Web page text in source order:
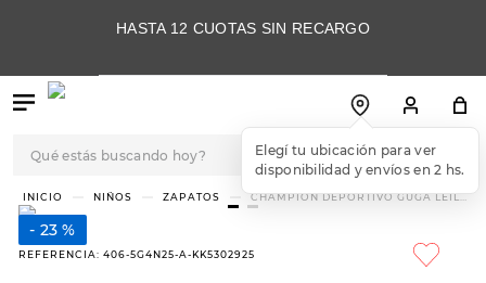
HASTA 12 CUOTAS SIN RECARGO
Elegí tu ubicación para ver
disponibilidad y envíos en 2 hs.
NIÑOS ZAPATOS
CHAMPION DEPORTIVO GUGA LEILA
TALLES DEL 25 AL 30
23 %
REFERENCIA: 406-5G4N25-A-KK5302925
TÉRMINOS MÁS
BUSCADOS
1